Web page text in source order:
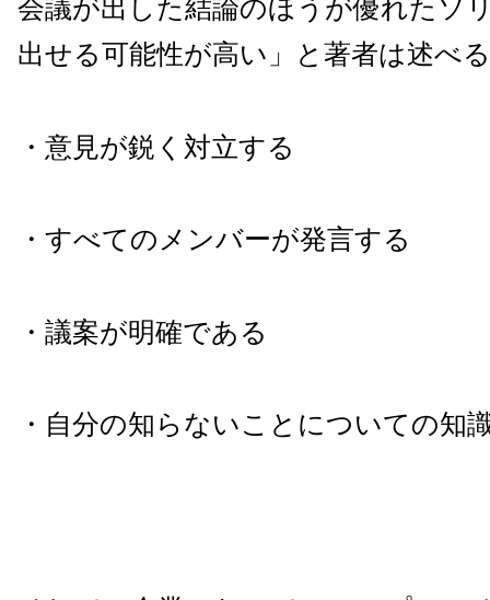
会議が出した結論のほうが優れたソ
出せる可能性が高い」と著者は述べ
・意見が鋭く対立する
・すべてのメンバーが発言する
・議案が明確である
・自分の知らないことについての知